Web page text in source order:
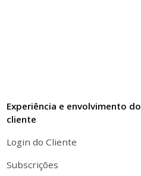
Experiência e envolvimento do
cliente
Login do Cliente
Subscrições